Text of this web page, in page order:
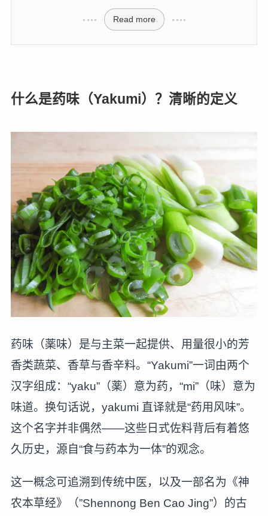
Read more
什么是药味（Yakumi）？清晰的定义
药味（薬味）是与主菜一起提供、用量很小的芳
香类蔬菜、香草与香辛料。“Yakumi”一词由两个
汉字组成：“yaku”（薬）意为药，“mi”（味）意为
味道。换句话说，yakumi 直译就是“药用风味”。
这个名字并非偶然——这些日式佐料背后有着悠
久历史，源自“食与药本为一体”的观念。
这一概念可追溯到传统中医，以及一部名为《神
农本草经》（”Shennong Ben Cao Jing”）的古